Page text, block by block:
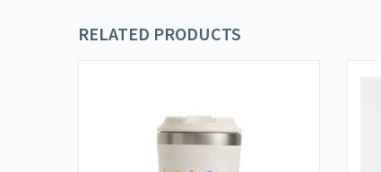
RELATED PRODUCTS